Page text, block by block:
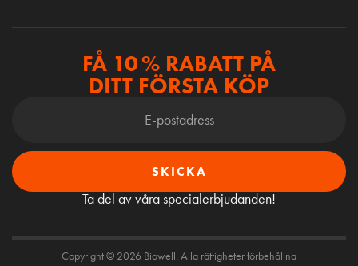
FÅ 10 % RABATT PÅ
DITT FÖRSTA KÖP
SKICKA
Ta del av våra specialerbjudanden!
Copyright © 2026 Biowell. Alla rättigheter förbehållna